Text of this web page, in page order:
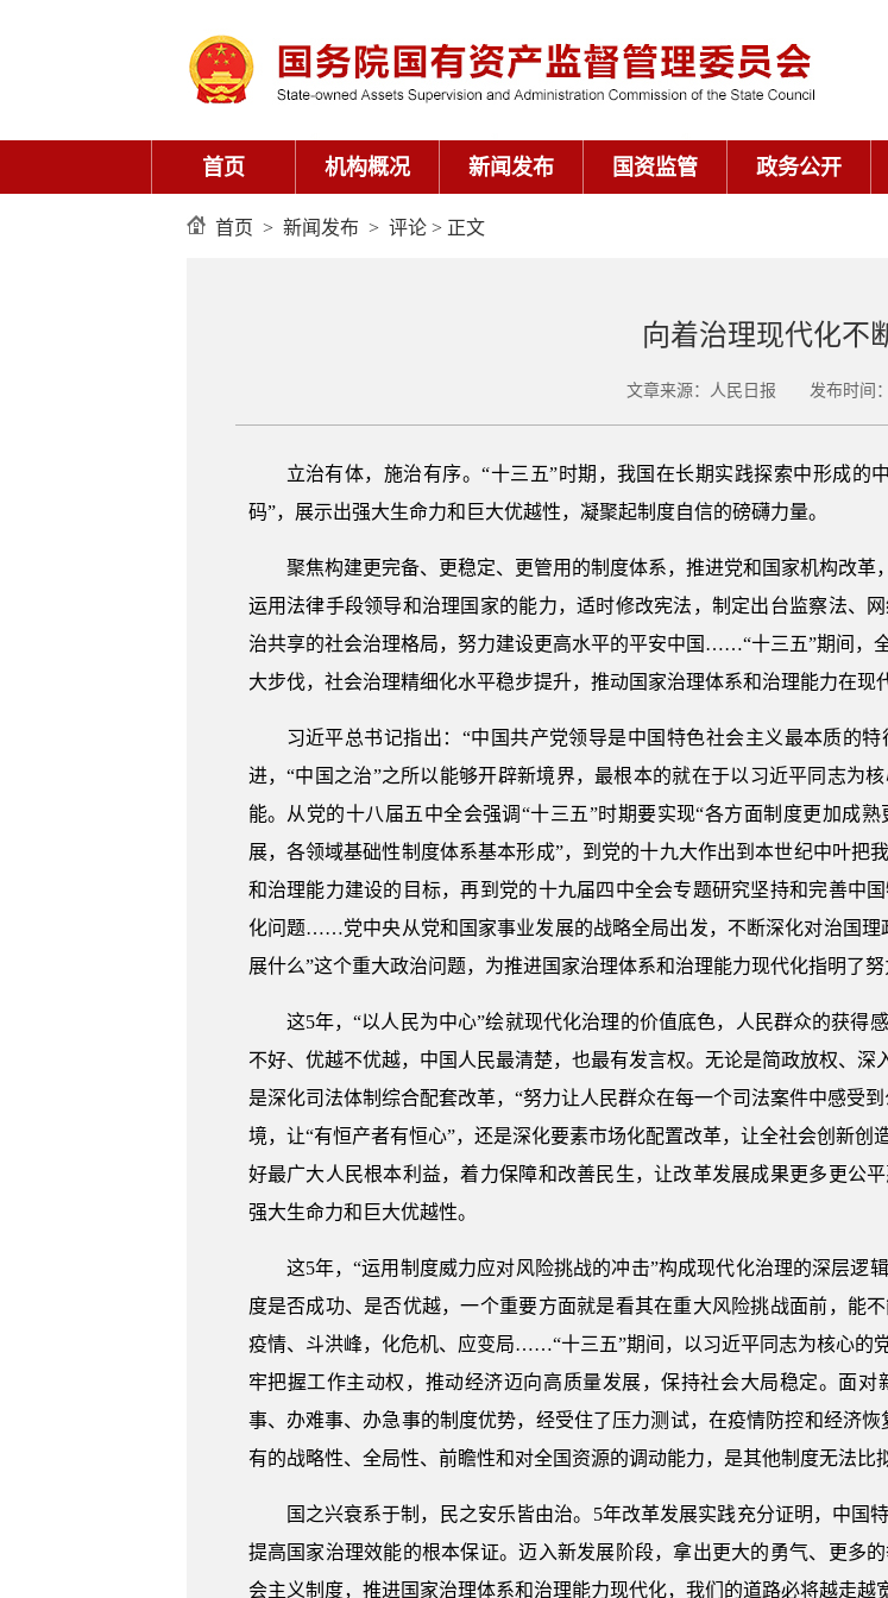
首页 机构概况 新闻发布 国资监管 政务公开
首页 > 新闻发布 > 评论 > 正文
向着治理现代化不
文章来源：人民日报 发布时间：
立治有体，施治有序。“十三五”时期，我国在长期实践探索中形成的
码”，展示出强大生命力和巨大优越性，凝聚起制度自信的磅礴力量。
聚焦构建更完备、更稳定、更管用的制度体系，推进党和国家机构改
运用法律手段领导和治理国家的能力，适时修改宪法，制定出台监察法、
治共享的社会治理格局，努力建设更高水平的平安中国……“十三五”期间，
大步伐，社会治理精细化水平稳步提升，推动国家治理体系和治理能力在现
习近平总书记指出：“中国共产党领导是中国特色社会主义最本质的
进，“中国之治”之所以能够开辟新境界，最根本的就在于以习近平同志为
能。从党的十八届五中全会强调“十三五”时期要实现“各方面制度更加成
展，各领域基础性制度体系基本形成”，到党的十九大作出到本世纪中叶把
和治理能力建设的目标，再到党的十九届四中全会专题研究坚持和完善中
化问题……党中央从党和国家事业发展的战略全局出发，不断深化对治国理
展什么”这个重大政治问题，为推进国家治理体系和治理能力现代化指明了努
这5年，“以人民为中心”绘就现代化治理的价值底色，人民群众的获得
不好、优越不优越，中国人民最清楚，也最有发言权。无论是简政放权、
是深化司法体制综合配套改革，“努力让人民群众在每一个司法案件中感受
境，让“有恒产者有恒心”，还是深化要素市场化配置改革，让全社会创新
好最广大人民根本利益，着力保障和改善民生，让改革发展成果更多更公
强大生命力和巨大优越性。
这5年，“运用制度威力应对风险挑战的冲击”构成现代化治理的深层逻
度是否成功、是否优越，一个重要方面就是看其在重大风险挑战面前，能
疫情、斗洪峰，化危机、应变局……“十三五”期间，以习近平同志为核心的
牢把握工作主动权，推动经济迈向高质量发展，保持社会大局稳定。面
事、办难事、办急事的制度优势，经受住了压力测试，在疫情防控和经济
有的战略性、全局性、前瞻性和对全国资源的调动能力，是其他制度无法比
国之兴衰系于制，民之安乐皆由治。5年改革发展实践充分证明，中国
提高国家治理效能的根本保证。迈入新发展阶段，拿出更大的勇气、更多
会主义制度，推进国家治理体系和治理能力现代化，我们的道路必将越走越